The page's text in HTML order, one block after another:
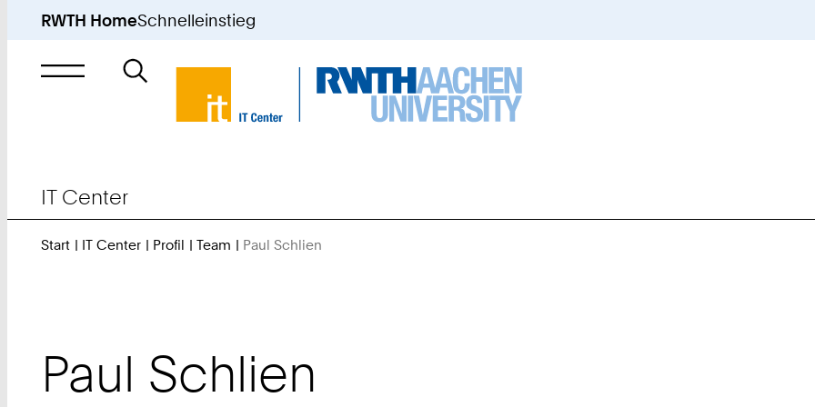
RWTH HomeSchnelleinstieg
Suche
nach
IT Center
Start IT Center Profil Team Paul Schlien
Paul Schlien